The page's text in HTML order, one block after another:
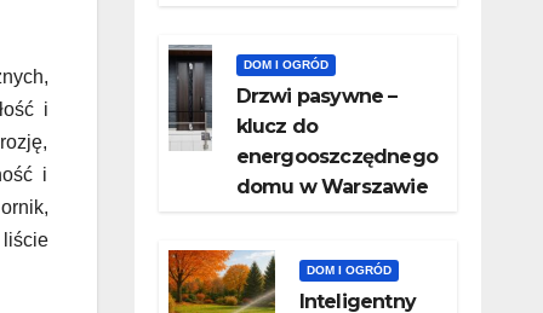
i
i
liście
DOM I OGRÓD
Drzwi pasywne –
klucz do
energooszczędnego
domu w Warszawie
DOM I OGRÓD
Inteligentny